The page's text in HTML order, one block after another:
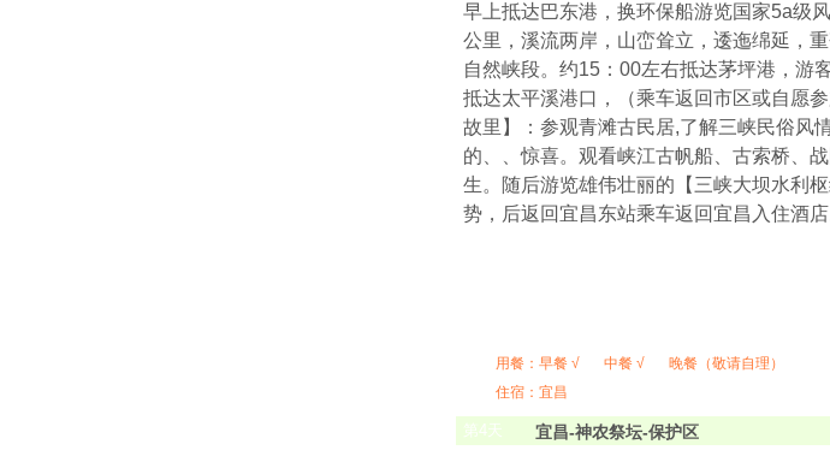
早上抵达巴东港，换环保船游览国家5a级
公里，溪流两岸，山峦耸立，逶迤绵延，
自然峡段。约15：00左右抵达茅坪港，游
抵达太平溪港口，（乘车返回市区或自愿
故里】：参观青滩古民居,了解三峡民俗风
的、、惊喜。观看峡江古帆船、古索桥、
生。随后游览雄伟壮丽的【三峡大坝水利
势，后返回宜昌东站乘车返回宜昌入住酒店
用餐： 早餐 √ 中餐 √
晚餐（敬请自理）
住宿：宜昌
第4天 宜昌-神农祭坛-保护区